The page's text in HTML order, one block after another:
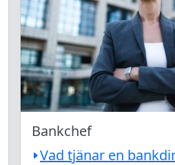
Bankchef
Vad tjänar en